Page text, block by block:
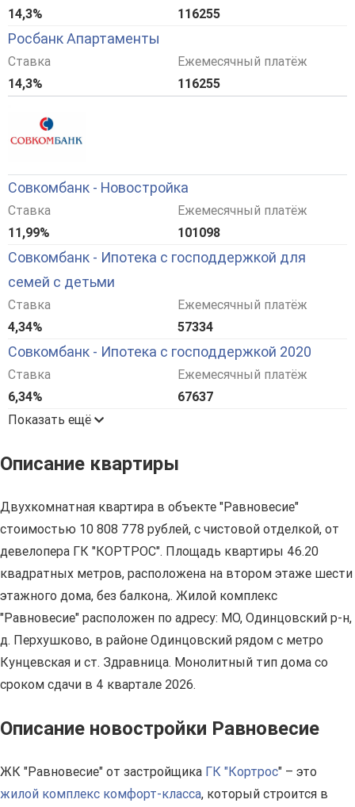
14,3% 116255
Росбанк Апартаменты
Ставка
14,3%
Ежемесячный платёж
116255
Совкомбанк - Новостройка
Ставка
11,99%
Ежемесячный платёж
101098
Совкомбанк - Ипотека с господдержкой для
семей с детьми
Ставка
4,34%
Ежемесячный платёж
57334
Совкомбанк - Ипотека с господдержкой 2020
Ставка
6,34%
Ежемесячный платёж
67637
Показать ещё
Описание квартиры
Двухкомнатная квартира в объекте "Равновесие"
стоимостью 10 808 778 рублей, с чистовой отделкой, от
девелопера ГК "КОРТРОС". Площадь квартиры 46.20
квадратных метров, расположена на втором этаже шести
этажного дома, без балкона,. Жилой комплекс
"Равновесие" расположен по адресу: МО, Одинцовский р-н,
д. Перхушково, в районе Одинцовский рядом с метро
Кунцевская и ст. Здравница. Монолитный тип дома со
сроком сдачи в 4 квартале 2026.
Описание новостройки Равновесие
ЖК "Равновесие" от застройщика ГК "Кортрос" – это
жилой комплекс комфорт-класса, который строится в